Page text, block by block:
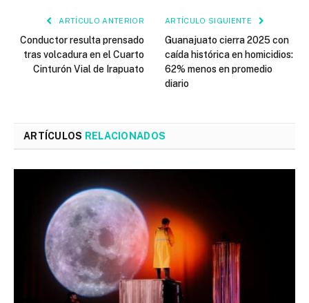
ARTÍCULO ANTERIOR
Conductor resulta prensado
tras volcadura en el Cuarto
Cinturón Vial de Irapuato
ARTÍCULO SIGUIENTE
Guanajuato cierra 2025 con
caída histórica en homicidios:
62% menos en promedio
diario
ARTÍCULOS RELACIONADOS